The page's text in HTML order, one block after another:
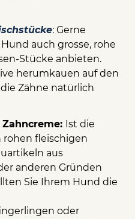
: Gerne
auch grosse, rohe
Stücke anbieten.
herumkauen auf den
Zähne natürlich
Ist die
fleischigen
aus
anderen Gründen
Sie Ihrem Hund die
oder